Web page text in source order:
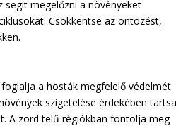
segít megelőzni a növényeket
Csökkentse az öntözést,
a hosták megfelelő védelmét
szigetelése érdekében tartsa
A zord telű régiókban fontolja meg